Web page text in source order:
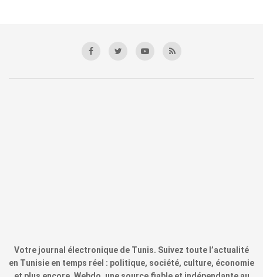
Votre journal électronique de Tunis. Suivez toute l’actualité
en Tunisie en temps réel : politique, société, culture, économie